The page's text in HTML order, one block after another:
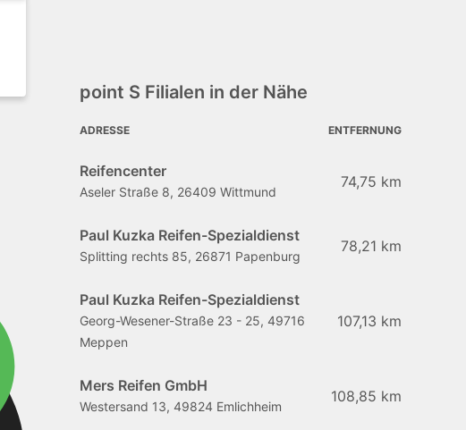
point S Filialen in der Nähe
ADRESSE ENTFERNUNG
Reifencenter
Aseler Straße 8, 26409 Wittmund
74,75 km
Paul Kuzka Reifen-Spezialdienst
Splitting rechts 85, 26871 Papenburg
78,21 km
Paul Kuzka Reifen-Spezialdienst
Georg-Wesener-Straße 23 - 25, 49716
Meppen
107,13 km
Mers Reifen GmbH
Westersand 13, 49824 Emlichheim
108,85 km